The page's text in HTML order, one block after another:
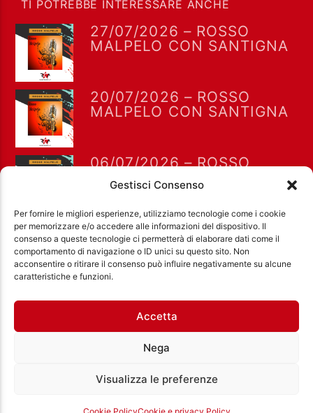
Gestisci Consenso
Per fornire le migliori esperienze, utilizziamo tecnologie come i cookie
per memorizzare e/o accedere alle informazioni del dispositivo. Il
consenso a queste tecnologie ci permetterà di elaborare dati come il
comportamento di navigazione o ID unici su questo sito. Non
acconsentire o ritirare il consenso può influire negativamente su alcune
caratteristiche e funzioni.
Accetta
Nega
Visualizza le preferenze
TI POTREBBE INTERESSARE ANCHE
27/07/2026 – ROSSO
MALPELO CON SANTIGNA
20/07/2026 – ROSSO
MALPELO CON SANTIGNA
06/07/2026 – ROSSO
MALPELO CON SANTIGNA
Ass. Cult. Dissociazione - Codice fiscale:
Città Aperta via di Casal Bruciato 31/A, Roma